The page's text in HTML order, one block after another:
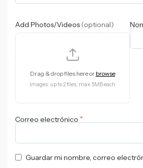
Add Photos/Videos (optional)
Drag & drop files here or browse
Images: up to 2 files, max 5MB each
Correo electrónico *
Guardar mi nombre, correo